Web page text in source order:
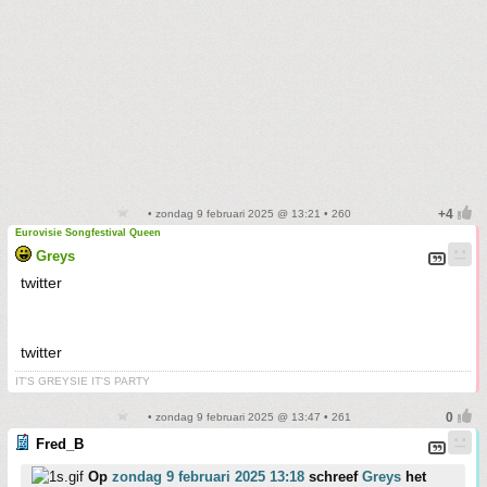
• zondag 9 februari 2025 @ 13:21 • 260
Eurovisie Songfestival Queen
Greys
twitter
twitter
IT'S GREYSIE IT'S PARTY
• zondag 9 februari 2025 @ 13:47 • 261
Fred_B
Op zondag 9 februari 2025 13:18 schreef Greys het